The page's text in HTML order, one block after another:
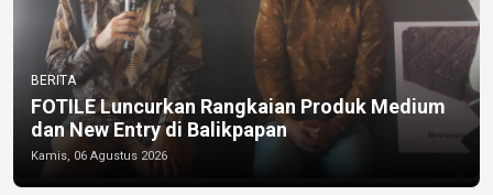
BERITA
FOTILE Luncurkan Rangkaian Produk Medium
dan New Entry di Balikpapan
Kamis, 06 Agustus 2026